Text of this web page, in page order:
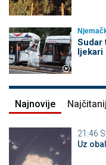
Sudar
ljekari
Najnovije
21:46
Uz